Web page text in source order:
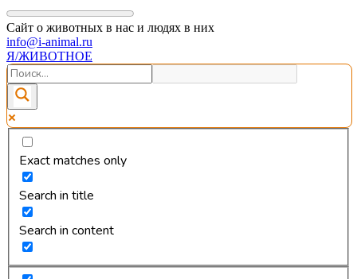
Сайт о животных в нас и людях в них
info@i-animal.ru
Я/ЖИВОТНОЕ
Exact matches only
Search in title
Search in content